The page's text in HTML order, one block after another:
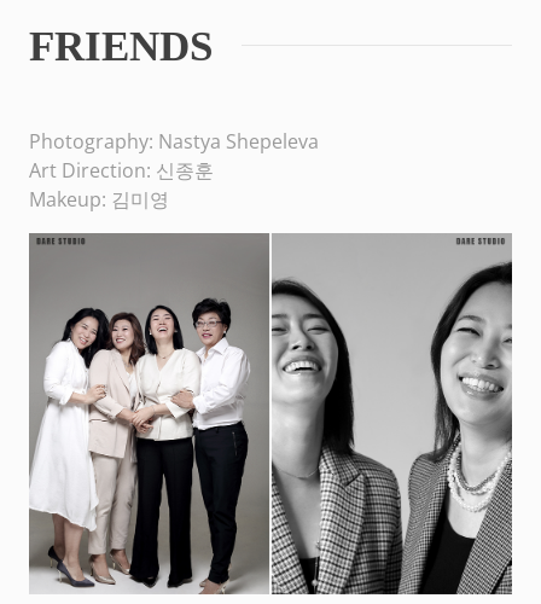
FRIENDS
Photography: Nastya Shepeleva
Art Direction: 신종훈
Makeup: 김미영